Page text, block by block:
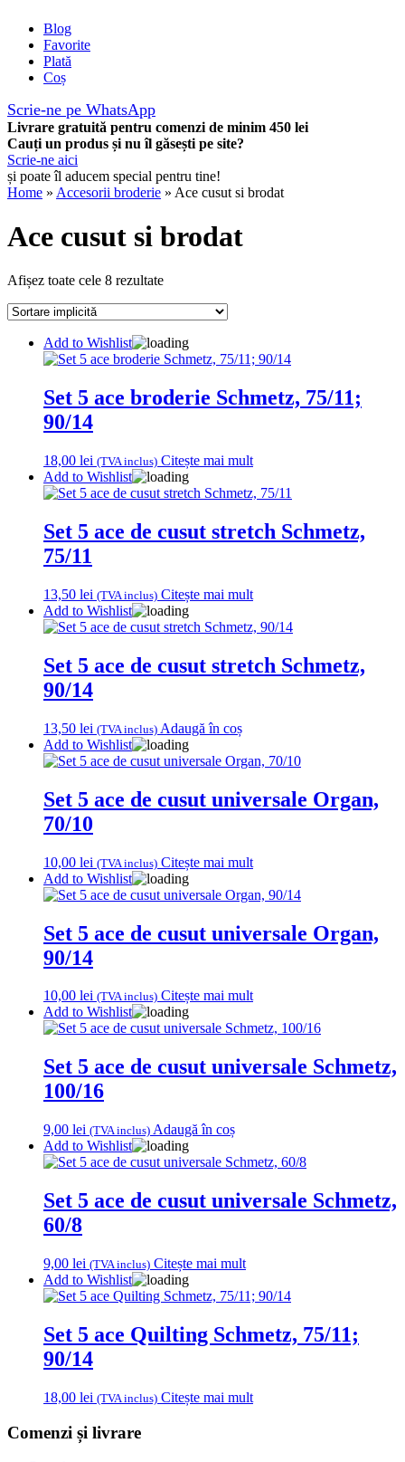
Blog
Favorite
Plată
Coș
Scrie-ne pe WhatsApp
Livrare gratuită pentru comenzi de minim 450 lei
Cauți un produs și nu îl găsești pe site?
Scrie-ne aici
și poate îl aducem special pentru tine!
Home » Accesorii broderie » Ace cusut si brodat
Ace cusut si brodat
Afișez toate cele 8 rezultate
Add to Wishlist
Set 5 ace broderie Schmetz, 75/11;
90/14
18,00 lei (TVA inclus) Citește mai mult
Add to Wishlist
Set 5 ace de cusut stretch Schmetz,
75/11
13,50 lei (TVA inclus) Citește mai mult
Add to Wishlist
Set 5 ace de cusut stretch Schmetz,
90/14
13,50 lei (TVA inclus) Adaugă în coș
Add to Wishlist
Set 5 ace de cusut universale Organ,
70/10
10,00 lei (TVA inclus) Citește mai mult
Add to Wishlist
Set 5 ace de cusut universale Organ,
90/14
10,00 lei (TVA inclus) Citește mai mult
Add to Wishlist
Set 5 ace de cusut universale Schmetz,
100/16
9,00 lei (TVA inclus) Adaugă în coș
Add to Wishlist
Set 5 ace de cusut universale Schmetz,
60/8
9,00 lei (TVA inclus) Citește mai mult
Add to Wishlist
Set 5 ace Quilting Schmetz, 75/11;
90/14
18,00 lei (TVA inclus) Citește mai mult
Comenzi și livrare